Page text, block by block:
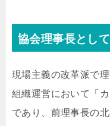
協会理事長とし
現場主義の改革派で理
組織運営において「
であり、前理事長の北